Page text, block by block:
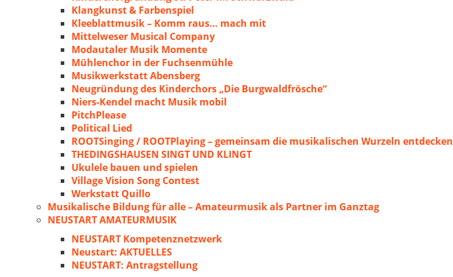
Klangkunst & Farbenspiel
Kleeblattmusik – Komm raus… mach mit
Mittelweser Musical Company
Modautaler Musik Momente
Mühlenchor in der Fuchsenmühle
Musikwerkstatt Abensberg
Neugründung des Kinderchors „Die Burgwaldfrösche“
Niers-Kendel macht Musik mobil
PitchPlease
Political Lied
ROOTSinging / ROOTPlaying – gemeinsam die musikalischen Wurzeln entdecken
THEDINGSHAUSEN SINGT UND KLINGT
Ukulele bauen und spielen
Village Vision Song Contest
Werkstatt Quillo
Musikalische Bildung für alle – Amateurmusik als Partner im Ganztag
NEUSTART AMATEURMUSIK
NEUSTART Kompetenznetzwerk
Neustart: AKTUELLES
NEUSTART: Antragstellung